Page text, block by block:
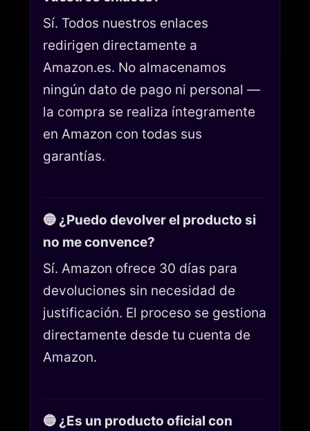
Sí. Todos nuestros enlaces
redirigen directamente a
Amazon.es. No almacenamos
ningún dato de pago ni personal —
la compra se realiza íntegramente
en Amazon con todas sus
garantías.
🔵 ¿Puedo devolver el producto si
no me convence?
Sí. Amazon ofrece 30 días para
devoluciones sin necesidad de
justificación. El proceso se gestiona
directamente desde tu cuenta de
Amazon.
🔵 ¿Es un producto oficial con